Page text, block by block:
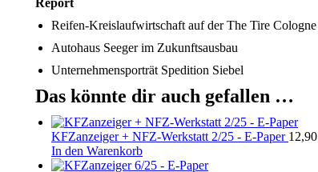
Report
Reifen-Kreislaufwirtschaft auf der The Tire Cologne
Autohaus Seeger im Zukunftsausbau
Unternehmensporträt Spedition Siebel
Das könnte dir auch gefallen …
KFZanzeiger + NFZ-Werkstatt 2/25 - E-Paper 12,90
In den Warenkorb